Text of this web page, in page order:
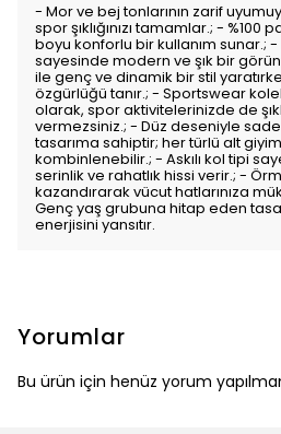
- Mor ve bej tonlarının zarif
spor şıklığınızı tamamlar.; -
boyu konforlu bir kullanım sunar.;
sayesinde modern ve şık bir
ile genç ve dinamik bir stil
özgürlüğü tanır.; - Sportswear
olarak, spor aktivitelerinizde de
vermezsiniz.; - Düz deseniyle
tasarıma sahiptir; her türlü alt
kombinlenebilir.; - Askılı kol tipi
serinlik ve rahatlık hissi verir.; -
kazandırarak vücut hatlarınıza
Genç yaş grubuna hitap eden
enerjisini yansıtır.
Yorumlar
Bu ürün için henüz yorum